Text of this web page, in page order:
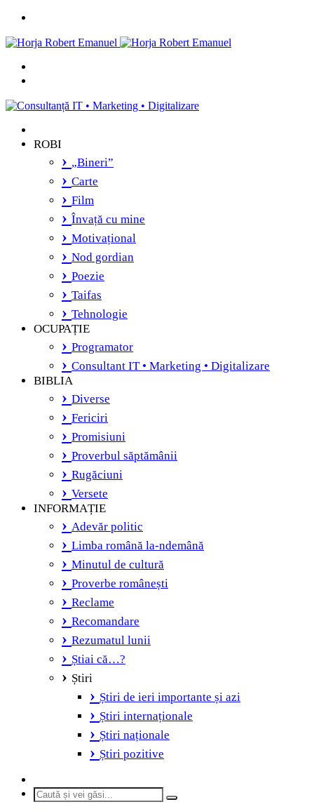
găsi...
ROBI
„Bineri”
Carte
Film
Învață cu mine
Motivațional
Nod gordian
Poezie
Taifas
Tehnologie
OCUPAȚIE
Programator
Consultant IT • Marketing • Digitalizare
BIBLIA
Diverse
Fericiri
Promisiuni
Proverbul săptămânii
Rugăciuni
Versete
INFORMAȚIE
Adevăr politic
Limba română la-ndemână
Minutul de cultură
Proverbe românești
Reclame
Recomandare
Rezumatul lunii
Știai că…?
Știri
Știri de ieri importante și azi
Știri internaționale
Știri naționale
Știri pozitive
skin
Caută